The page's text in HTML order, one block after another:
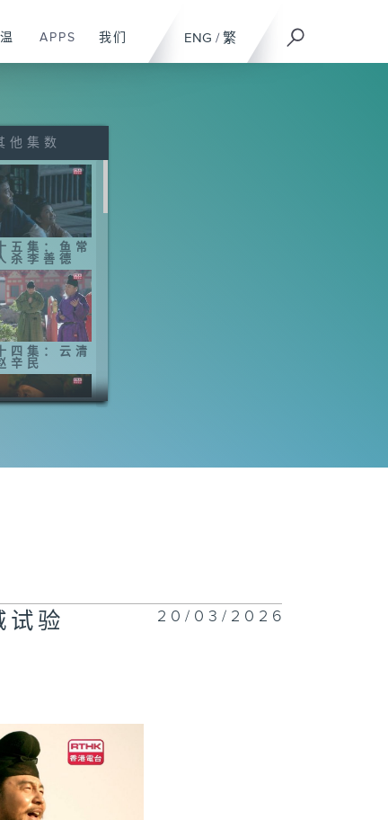
ENG / 繁
APPS 我们
他集数
五集：鱼常
杀李善德
四集：云清
辛民
鸿门宴
集：何有光
侍送礼
试验 20/03/2026